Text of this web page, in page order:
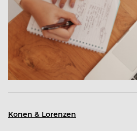
Konen & Lorenzen